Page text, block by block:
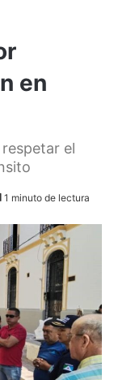
en
el
1 minuto de lectura